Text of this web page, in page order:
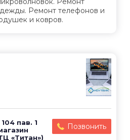
Ремонт телефонов и
и ковров.
пав. 1
«Титан»)
Позвонить